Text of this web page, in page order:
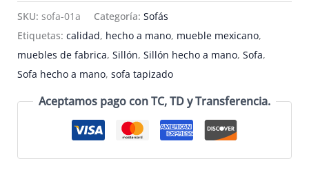
madera
con
tapizado
en
verde
SKU: sofa-01a Categoría: Sofás
Etiquetas: calidad, hecho a mano, mueble mexicano,
muebles de fabrica, Sillón, Sillón hecho a mano, Sofa,
Sofa hecho a mano, sofa tapizado
Aceptamos pago con TC, TD y Transferencia.